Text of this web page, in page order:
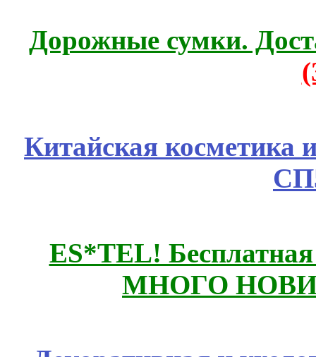
Дорожные сумки.
Китайская
ES*TEL!
МНОГО